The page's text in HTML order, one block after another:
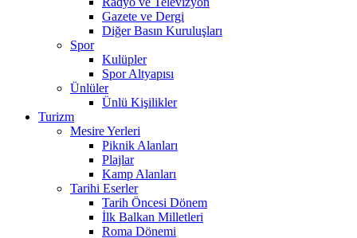
Gazete ve Dergi
Diğer Basın Kuruluşları
Spor
Kulüpler
Spor Altyapısı
Ünlüler
Ünlü Kişilikler
Turizm
Mesire Yerleri
Piknik Alanları
Plajlar
Kamp Alanları
Tarihi Eserler
Tarih Öncesi Dönem
İlk Balkan Milletleri
Roma Dönemi